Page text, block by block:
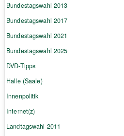
Bundestagswahl 2013
Bundestagswahl 2017
Bundestagswahl 2021
Bundestagswahl 2025
DVD-Tipps
Halle (Saale)
Innenpolitik
Internet(z)
Landtagswahl 2011